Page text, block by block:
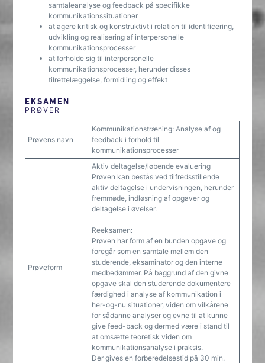
samtaleanalyse og feedback på specifikke
kommunikationssituationer
at agere kritisk og konstruktivt i relation til identificering,
udvikling og realisering af interpersonelle
kommunikationsprocesser
at forholde sig til interpersonelle
kommunikationsprocesser, herunder disses
tilrettelæggelse, formidling og effekt
EKSAMEN
PRØVER
Prøvens navn
Kommunikationstræning: Analyse af og
feedback i forhold til
kommunikationsprocesser
Prøveform
Aktiv deltagelse/løbende evaluering
Prøven kan bestås ved tilfredsstillende
aktiv deltagelse i undervisningen, herunder
fremmøde, indløsning af opgaver og
deltagelse i øvelser.
Reeksamen:
Prøven har form af en bunden opgave og
foregår som en samtale mellem den
studerende, eksaminator og den interne
medbedømmer. På baggrund af den givne
opgave skal den studerende dokumentere
færdighed i analyse af kommunikation i
her-og-nu situationer, viden om vilkårene
for sådanne analyser og evne til at kunne
give feed-back og dermed være i stand til
at omsætte teoretisk viden om
kommunikationsanalyse i praksis.
Der gives en forberedelsestid på 30 min.